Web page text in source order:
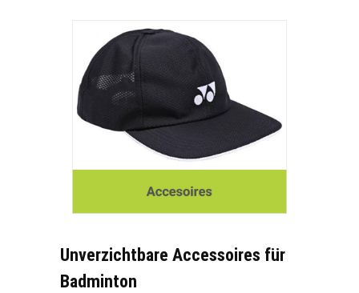
Unverzichtbare Accessoires für
Badminton